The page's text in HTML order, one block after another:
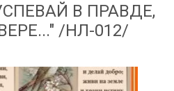
В ПРАВДЕ,
/НЛ-012/